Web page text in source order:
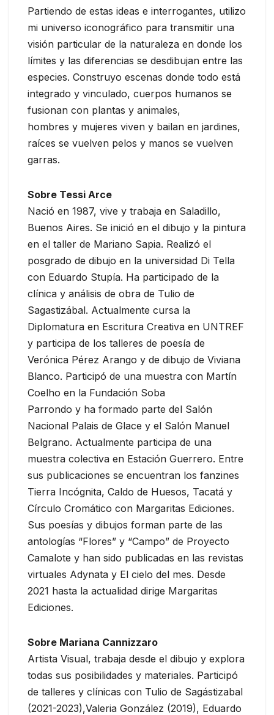
Partiendo de estas ideas e interrogantes, utilizo
mi universo iconográfico para transmitir una
visión particular de la naturaleza en donde los
límites y las diferencias se desdibujan entre las
especies. Construyo escenas donde todo está
integrado y vinculado, cuerpos humanos se
fusionan con plantas y animales,
hombres y mujeres viven y bailan en jardines,
raíces se vuelven pelos y manos se vuelven
garras.
Sobre Tessi Arce
Nació en 1987, vive y trabaja en Saladillo,
Buenos Aires. Se inició en el dibujo y la pintura
en el taller de Mariano Sapia. Realizó el
posgrado de dibujo en la universidad Di Tella
con Eduardo Stupía. Ha participado de la
clínica y análisis de obra de Tulio de
Sagastizábal. Actualmente cursa la
Diplomatura en Escritura Creativa en UNTREF
y participa de los talleres de poesía de
Verónica Pérez Arango y de dibujo de Viviana
Blanco. Participó de una muestra con Martín
Coelho en la Fundación Soba
Parrondo y ha formado parte del Salón
Nacional Palais de Glace y el Salón Manuel
Belgrano. Actualmente participa de una
muestra colectiva en Estación Guerrero. Entre
sus publicaciones se encuentran los fanzines
Tierra Incógnita, Caldo de Huesos, Tacatá y
Círculo Cromático con Margaritas Ediciones.
Sus poesías y dibujos forman parte de las
antologías “Flores” y “Campo” de Proyecto
Camalote y han sido publicadas en las revistas
virtuales Adynata y El cielo del mes. Desde
2021 hasta la actualidad dirige Margaritas
Ediciones.
Sobre Mariana Cannizzaro
Artista Visual, trabaja desde el dibujo y explora
todas sus posibilidades y materiales. Participó
de talleres y clínicas con Tulio de Sagástizabal
(2021-2023),Valeria González (2019), Eduardo